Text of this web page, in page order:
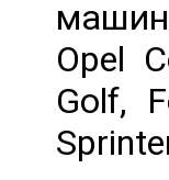
Opel
Golf,